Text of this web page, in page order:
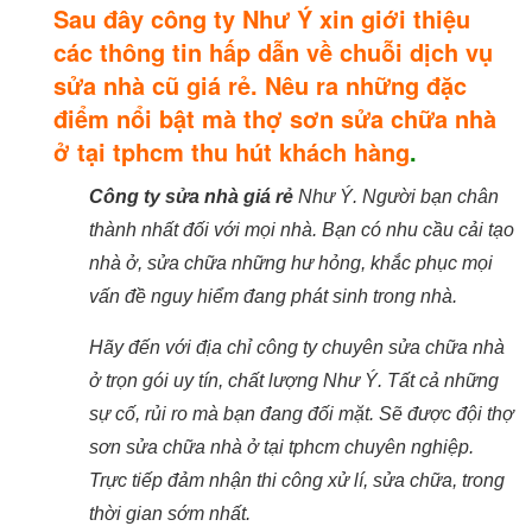
Sau đây công ty Như Ý xin giới thiệu
các thông tin hấp dẫn về chuỗi dịch vụ
sửa nhà cũ giá rẻ. Nêu ra những đặc
điểm nổi bật mà thợ sơn sửa chữa nhà
ở tại tphcm thu hút khách hàng.
Công ty sửa nhà giá rẻ Như Ý. Người bạn chân
thành nhất đối với mọi nhà. Bạn có nhu cầu cải tạo
nhà ở, sửa chữa những hư hỏng, khắc phục mọi
vấn đề nguy hiểm đang phát sinh trong nhà.
Hãy đến với địa chỉ công ty chuyên sửa chữa nhà
ở trọn gói uy tín, chất lượng Như Ý. Tất cả những
sự cố, rủi ro mà bạn đang đối mặt. Sẽ được đội thợ
sơn sửa chữa nhà ở tại tphcm chuyên nghiệp.
Trực tiếp đảm nhận thi công xử lí, sửa chữa, trong
thời gian sớm nhất.